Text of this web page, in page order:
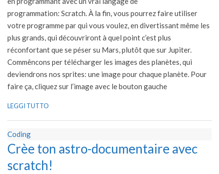
programmation: Scratch. À la fin, vous pourrez faire utiliser
votre programme par qui vous voulez, en divertissant même les
plus grands, qui découvriront à quel point c’est plus
réconfortant que se péser su Mars, plutôt que sur Jupiter.
Commêncons per télécharger les images des planètes, qui
deviendrons nos sprites: une image pour chaque planète. Pour
faire ça, cliquez sur l’image avec le bouton gauche
LEGGI TUTTO
Coding
Crèe ton astro-documentaire avec
scratch!